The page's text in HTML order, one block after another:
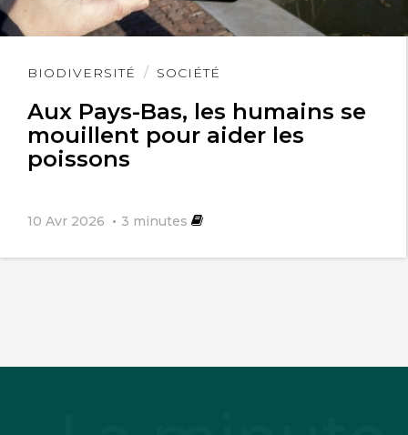
BIODIVERSITÉ SOCIÉTÉ
Aux Pays-Bas, les humains se
mouillent pour aider les
poissons
10 Avr 2026 3 minutes
Lire